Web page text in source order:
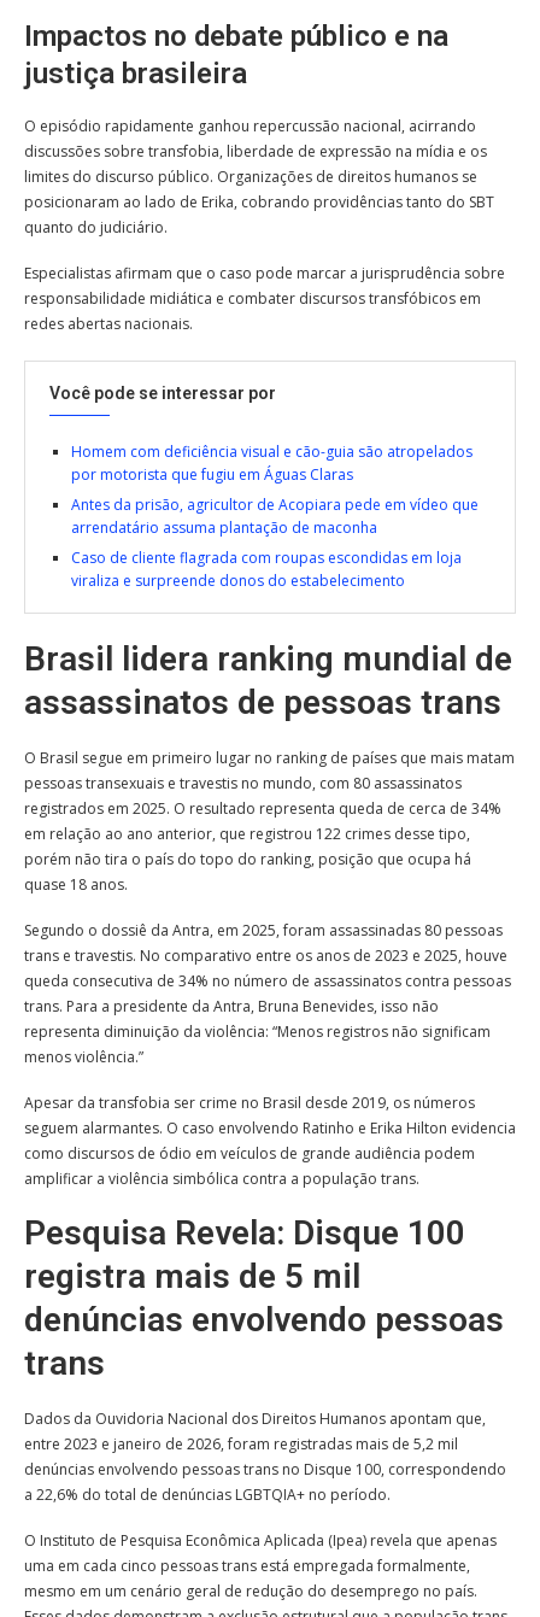
Impactos no debate público e na
justiça brasileira
O episódio rapidamente ganhou repercussão nacional, acirrando
discussões sobre transfobia, liberdade de expressão na mídia e os
limites do discurso público. Organizações de direitos humanos se
posicionaram ao lado de Erika, cobrando providências tanto do SBT
quanto do judiciário.
Especialistas afirmam que o caso pode marcar a jurisprudência sobre
responsabilidade midiática e combater discursos transfóbicos em
redes abertas nacionais.
Você pode se interessar por
Homem com deficiência visual e cão-guia são atropelados
por motorista que fugiu em Águas Claras
Antes da prisão, agricultor de Acopiara pede em vídeo que
arrendatário assuma plantação de maconha
Caso de cliente flagrada com roupas escondidas em loja
viraliza e surpreende donos do estabelecimento
Brasil lidera ranking mundial de
assassinatos de pessoas trans
O Brasil segue em primeiro lugar no ranking de países que mais matam
pessoas transexuais e travestis no mundo, com 80 assassinatos
registrados em 2025. O resultado representa queda de cerca de 34%
em relação ao ano anterior, que registrou 122 crimes desse tipo,
porém não tira o país do topo do ranking, posição que ocupa há
quase 18 anos.
Segundo o dossiê da Antra, em 2025, foram assassinadas 80 pessoas
trans e travestis. No comparativo entre os anos de 2023 e 2025, houve
queda consecutiva de 34% no número de assassinatos contra pessoas
trans. Para a presidente da Antra, Bruna Benevides, isso não
representa diminuição da violência: “Menos registros não significam
menos violência.”
Apesar da transfobia ser crime no Brasil desde 2019, os números
seguem alarmantes. O caso envolvendo Ratinho e Erika Hilton evidencia
como discursos de ódio em veículos de grande audiência podem
amplificar a violência simbólica contra a população trans.
Pesquisa Revela: Disque 100
registra mais de 5 mil
denúncias envolvendo pessoas
trans
Dados da Ouvidoria Nacional dos Direitos Humanos apontam que,
entre 2023 e janeiro de 2026, foram registradas mais de 5,2 mil
denúncias envolvendo pessoas trans no Disque 100, correspondendo
a 22,6% do total de denúncias LGBTQIA+ no período.
O Instituto de Pesquisa Econômica Aplicada (Ipea) revela que apenas
uma em cada cinco pessoas trans está empregada formalmente,
mesmo em um cenário geral de redução do desemprego no país.